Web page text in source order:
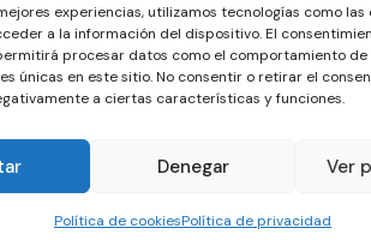
experiencias, utilizamos tecnologías como las
a la información del dispositivo. El
procesar datos como el comportamiento de
únicas en este sitio. No consentir o retirar el
a ciertas características y funciones.
Denegar Ver
Política de cookiesPolítica de privacidad